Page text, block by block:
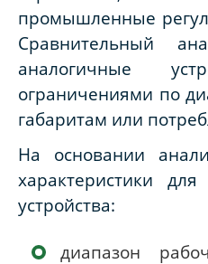
промышленные
Сравнительный
аналогичные
ограничениями по
габаритам или
На основании
характеристики
устройства:
диапазон